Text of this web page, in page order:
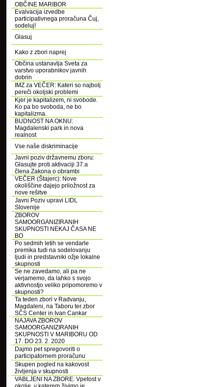
OBČINE MARIBOR
Evalvacija izvedbe
participativnega proračuna Čuj,
sodeluj!
Glasuj
Kako z zbori naprej
Občina ustanavlja Sveta za
varstvo uporabnikov javnih
dobrin
IMZ za VEČER: Kateri so najbolj
pereči okoljski problemi
Kjer je kapitalizem, ni svobode.
Ko pa bo svoboda, ne bo
kapitalizma.
BUDNOST NA OKNU:
Magdalenski park in nova
realnost
Vse naše diskriminacije
Javni poziv državnemu zboru:
Glasujte proti aktivaciji 37.a
člena Zakona o obrambi
VEČER (Štajerc): Nove
okoliščine dajejo priložnost za
nove rešitve
Javni Poziv upravi LIDL
Slovenije
ZBOROV
SAMOORGANIZIRANIH
SKUPNOSTI NEKAJ ČASA NE
BO
Po sedmih letih se vendarle
premika tudi na sodelovanju
ljudi in predstavniki ožje lokalne
skupnosti
Se ne zavedamo, ali pa ne
verjamemo, da lahko s svojo
aktivnostjo veliko pripomoremo v
skupnosti?
Ta teden zbori v Radvanju,
Magdaleni, na Taboru ter zbor
SČS Center in Ivan Cankar
NAJAVA ZBOROV
SAMOORGANIZIRANIH
SKUPNOSTI V MARIBORU OD
17. DO 23. 2. 2020
Dajmo pet spregovoriti o
participatornem proračunu
Skupen pogled na kakovost
življenja v skupnosti
VABLJENI NA ZBORE: Vpetost v